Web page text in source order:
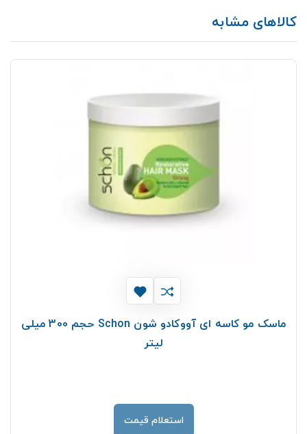
کالاهای مشابه
ماسک مو کاسه ای آووکادو شون Schon حجم 300 میلی
لیتر
استعلام قیمت